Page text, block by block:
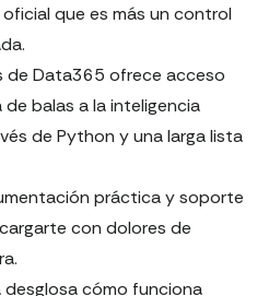
que es más un control
de Data365 ofrece acceso
balas a la inteligencia
de Python y una larga lista
práctica y soporte
con dolores de
cómo funciona